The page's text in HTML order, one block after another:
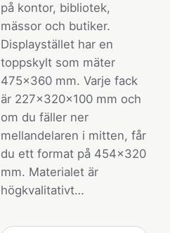
på kontor, bibliotek,
mässor och butiker.
Displaystället har en
toppskylt som mäter
475x360 mm. Varje fack
är 227x320x100 mm och
om du fäller ner
mellandelaren i mitten, får
du ett format på 454x320
mm. Materialet är
högkvalitativt…